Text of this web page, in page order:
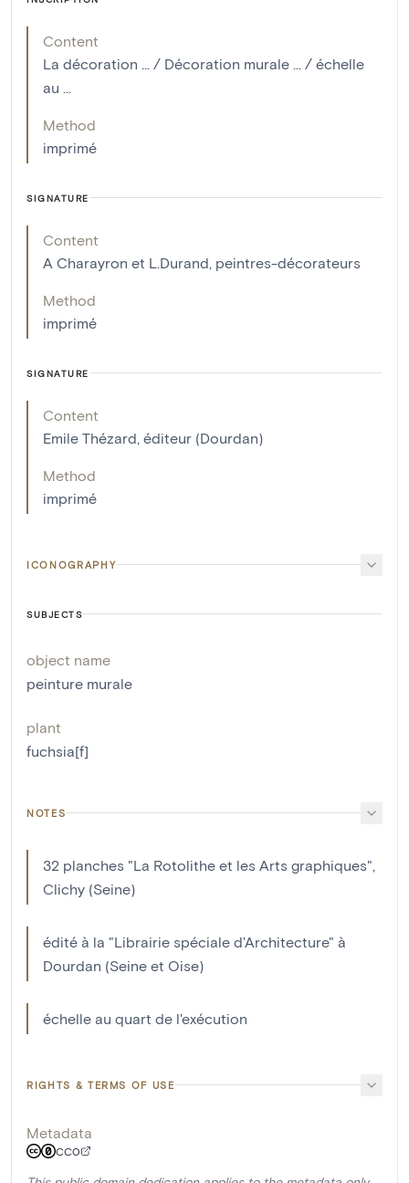
Content
La décoration ... / Décoration murale ... / échelle
au ...
Method
imprimé
SIGNATURE
Content
A Charayron et L.Durand, peintres-décorateurs
Method
imprimé
SIGNATURE
Content
Emile Thézard, éditeur (Dourdan)
Method
imprimé
ICONOGRAPHY
SUBJECTS
object name
peinture murale
plant
fuchsia[f]
NOTES
32 planches "La Rotolithe et les Arts graphiques",
Clichy (Seine)
édité à la "Librairie spéciale d'Architecture" à
Dourdan (Seine et Oise)
échelle au quart de l'exécution
RIGHTS & TERMS OF USE
Metadata
CC0